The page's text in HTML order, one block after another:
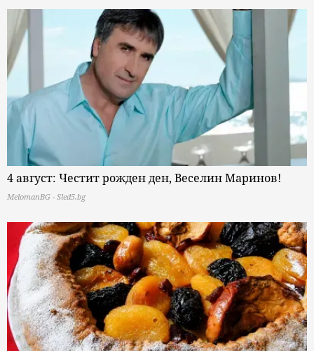
4 август: Честит рожден ден, Веселин Маринов!
MelomanBG - Sled5.bg